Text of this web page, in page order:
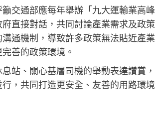
交通部應每年舉辦「九大運輸業高
直接對話，共同討論產業需求及政
通機制，導致許多政策無法貼近產
善的政策環境。
站、關心基層司機的舉動表達讚賞
，共同打造更安全、友善的用路環境